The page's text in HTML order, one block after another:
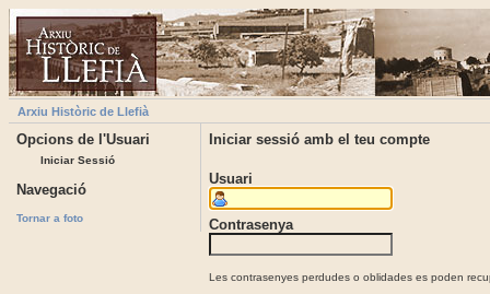
Arxiu Històric de Llefià
Opcions de l'Usuari
Iniciar Sessió
Navegació
Tornar a foto
Iniciar sessió amb el teu compte
Usuari
Contrasenya
Les contrasenyes perdudes o oblidades es poden